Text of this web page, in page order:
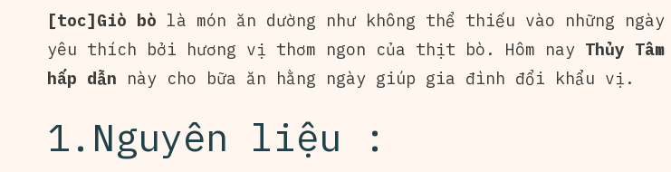
[toc]Giò bò là món ăn dường như không thể thiếu vào những
yêu thích bởi hương vị thơm ngon của thịt bò. Hôm nay Thủy
hấp dẫn này cho bữa ăn hằng ngày giúp gia đình đổi khẩu vị.
1.Nguyên liệu :